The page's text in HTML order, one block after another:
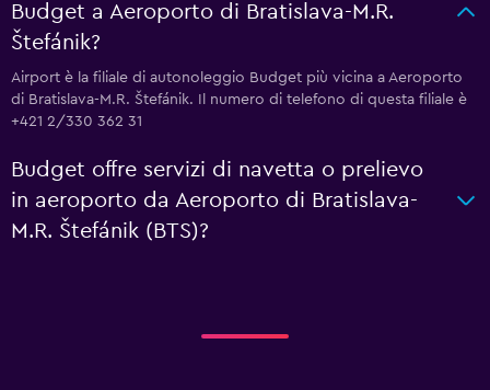
Budget a Aeroporto di Bratislava-M.R.
Štefánik?
Airport è la filiale di autonoleggio Budget più vicina a Aeroporto
di Bratislava-M.R. Štefánik. Il numero di telefono di questa filiale è
+421 2/330 362 31
Budget offre servizi di navetta o prelievo
in aeroporto da Aeroporto di Bratislava-
M.R. Štefánik (BTS)?